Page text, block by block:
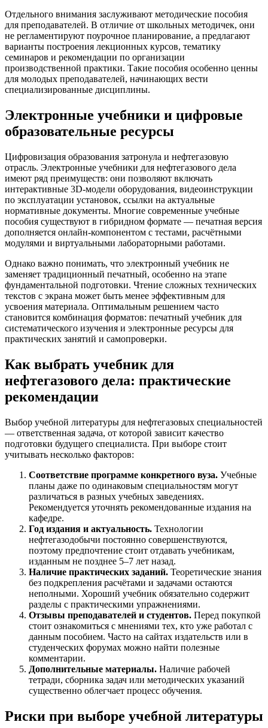
Отдельного внимания заслуживают методические пособия
для преподавателей. В отличие от школьных методичек, они
не регламентируют поурочное планирование, а предлагают
варианты построения лекционных курсов, тематику
семинаров и рекомендации по организации
производственной практики. Такие пособия особенно ценны
для молодых преподавателей, начинающих вести
специализированные дисциплины.
Электронные учебники и цифровые
образовательные ресурсы
Цифровизация образования затронула и нефтегазовую
отрасль. Электронные учебники для нефтегазового дела
имеют ряд преимуществ: они позволяют включать
интерактивные 3D-модели оборудования, видеоинструкции
по эксплуатации установок, ссылки на актуальные
нормативные документы. Многие современные учебные
пособия существуют в гибридном формате — печатная версия
дополняется онлайн-компонентом с тестами, расчётными
модулями и виртуальными лабораторными работами.
Однако важно понимать, что электронный учебник не
заменяет традиционный печатный, особенно на этапе
фундаментальной подготовки. Чтение сложных технических
текстов с экрана может быть менее эффективным для
усвоения материала. Оптимальным решением часто
становится комбинация форматов: печатный учебник для
систематического изучения и электронные ресурсы для
практических занятий и самопроверки.
Как выбрать учебник для
нефтегазового дела: практические
рекомендации
Выбор учебной литературы для нефтегазовых специальностей
— ответственная задача, от которой зависит качество
подготовки будущего специалиста. При выборе стоит
учитывать несколько факторов:
Соответствие программе конкретного вуза. Учебные
планы даже по одинаковым специальностям могут
различаться в разных учебных заведениях.
Рекомендуется уточнять рекомендованные издания на
кафедре.
Год издания и актуальность. Технологии
нефтегазодобычи постоянно совершенствуются,
поэтому предпочтение стоит отдавать учебникам,
изданным не позднее 5–7 лет назад.
Наличие практических заданий. Теоретические знания
без подкрепления расчётами и задачами остаются
неполными. Хороший учебник обязательно содержит
разделы с практическими упражнениями.
Отзывы преподавателей и студентов. Перед покупкой
стоит ознакомиться с мнениями тех, кто уже работал с
данным пособием. Часто на сайтах издательств или в
студенческих форумах можно найти полезные
комментарии.
Дополнительные материалы. Наличие рабочей
тетради, сборника задач или методических указаний
существенно облегчает процесс обучения.
Риски при выборе учебной литературы